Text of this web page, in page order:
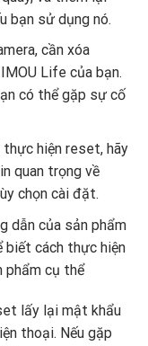
bạn sử dụng nó.
cần xóa
Life của bạn.
có thể gặp sự cố
hiện reset, hãy
quan trọng về
chọn cài đặt.
dẫn của sản phẩm
biết cách thực hiện
phẩm cụ thể
lấy lại mật khẩu
thoại. Nếu gặp